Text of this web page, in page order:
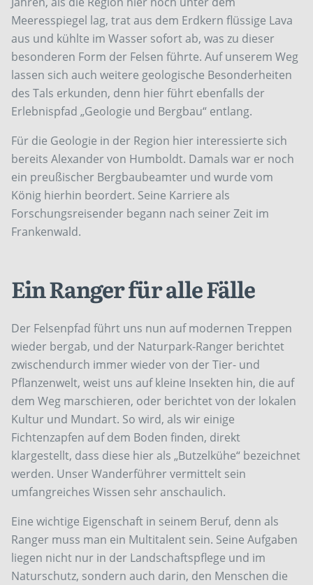
Meeresspiegel lag, trat aus dem Erdkern flüssige Lava
aus und kühlte im Wasser sofort ab, was zu dieser
besonderen Form der Felsen führte. Auf unserem Weg
lassen sich auch weitere geologische Besonderheiten
des Tals erkunden, denn hier führt ebenfalls der
Erlebnispfad „Geologie und Bergbau“ entlang.
Für die Geologie in der Region hier interessierte sich
bereits Alexander von Humboldt. Damals war er noch
ein preußischer Bergbaubeamter und wurde vom
König hierhin beordert. Seine Karriere als
Forschungsreisender begann nach seiner Zeit im
Frankenwald.
Ein Ranger für alle Fälle
Der Felsenpfad führt uns nun auf modernen Treppen
wieder bergab, und der Naturpark-Ranger berichtet
zwischendurch immer wieder von der Tier- und
Pflanzenwelt, weist uns auf kleine Insekten hin, die auf
dem Weg marschieren, oder berichtet von der lokalen
Kultur und Mundart. So wird, als wir einige
Fichtenzapfen auf dem Boden finden, direkt
klargestellt, dass diese hier als „Butzelkühe“ bezeichnet
werden. Unser Wanderführer vermittelt sein
umfangreiches Wissen sehr anschaulich.
Eine wichtige Eigenschaft in seinem Beruf, denn als
Ranger muss man ein Multitalent sein. Seine Aufgaben
liegen nicht nur in der Landschaftspflege und im
Naturschutz, sondern auch darin, den Menschen die